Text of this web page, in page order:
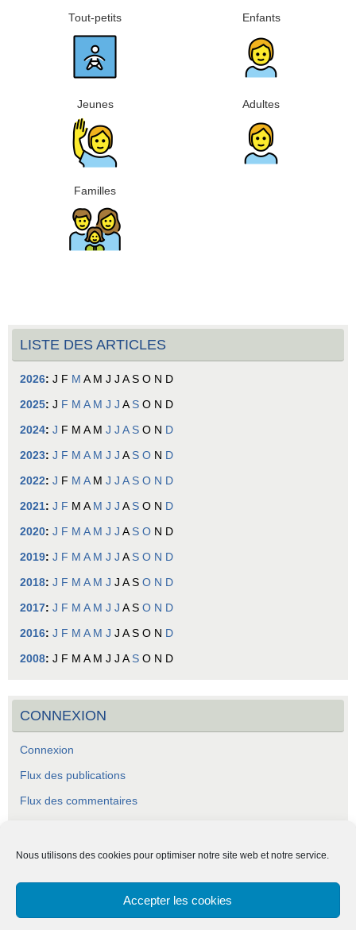
Nous utilisons des cookies pour optimiser notre site web et notre service.
Accepter les cookies
Tout-petits Enfants
Jeunes Adultes
Familles
LISTE DES ARTICLES
2026: J F M A M J J A S O N D
2025: J F M A M J J A S O N D
2024: J F M A M J J A S O N D
2023: J F M A M J J A S O N D
2022: J F M A M J J A S O N D
2021: J F M A M J J A S O N D
2020: J F M A M J J A S O N D
2019: J F M A M J J A S O N D
2018: J F M A M J J A S O N D
2017: J F M A M J J A S O N D
2016: J F M A M J J A S O N D
2008: J F M A M J J A S O N D
CONNEXION
Connexion
Flux des publications
Flux des commentaires